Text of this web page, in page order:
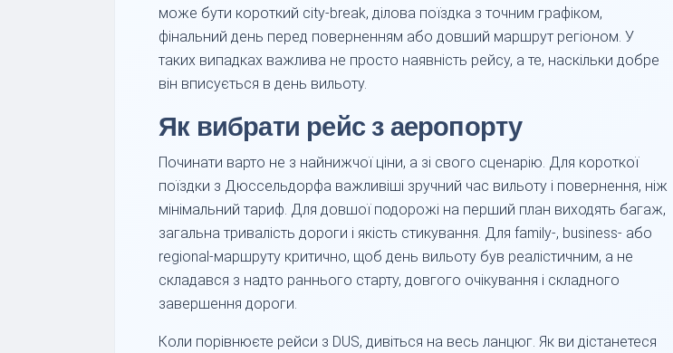
може бути короткий city-break, ділова поїздка з точним графіком,
фінальний день перед поверненням або довший маршрут регіоном. У
таких випадках важлива не просто наявність рейсу, а те, наскільки добре
він вписується в день вильоту.
Як вибрати рейс з аеропорту
Починати варто не з найнижчої ціни, а зі свого сценарію. Для короткої
поїздки з Дюссельдорфа важливіші зручний час вильоту і повернення, ніж
мінімальний тариф. Для довшої подорожі на перший план виходять багаж,
загальна тривалість дороги і якість стикування. Для family-, business- або
regional-маршруту критично, щоб день вильоту був реалістичним, а не
складався з надто раннього старту, довгого очікування і складного
завершення дороги.
Коли порівнюєте рейси з DUS, дивіться на весь ланцюг. Як ви дістанетеся